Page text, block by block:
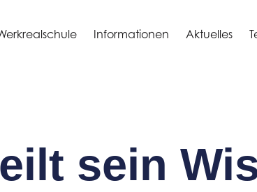
Informationen Aktuelles
sein